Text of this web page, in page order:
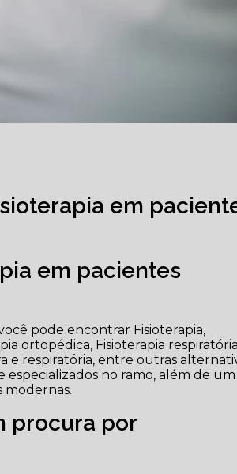
em
em pacientes
pode encontrar Fisioterapia,
ortopédica, Fisioterapia
e respiratória, entre outras
especializados no ramo, além de um
modernas.
procura por